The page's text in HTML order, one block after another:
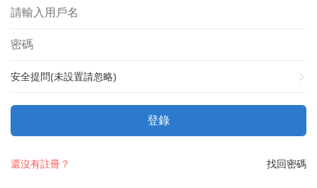
安全提問(未設置請忽略)
登錄
找回密碼
還沒有註冊？